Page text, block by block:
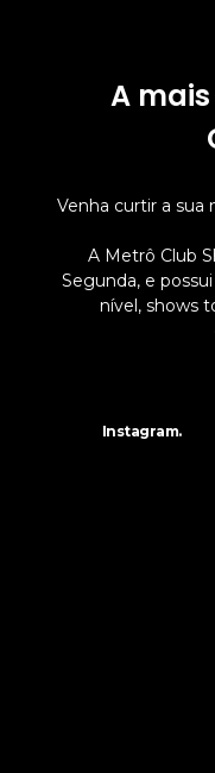
A
Venha curtir a sua
A Metrô Club
Segunda, e
nível, shows
Instagram.